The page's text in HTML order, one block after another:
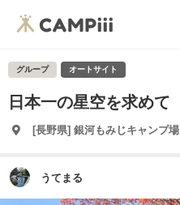
グループ オートサイト
日本一の星空を求めて
[長野県] 銀河もみじキャンプ場
うてまる